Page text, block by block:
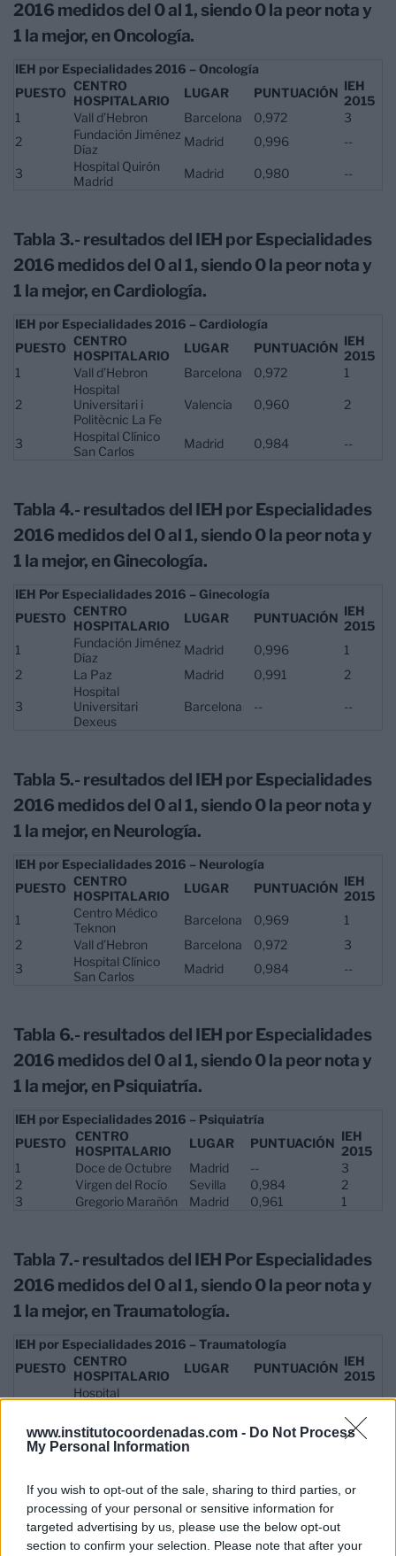
www.institutocoordenadas.com - Do Not Process
My Personal Information
If you wish to opt-out of the sale, sharing to third parties, or
processing of your personal or sensitive information for
targeted advertising by us, please use the below opt-out
section to confirm your selection. Please note that after your
2016 medidos del 0 al 1, siendo 0 la peor nota y
1 la mejor, en Oncología.
IEH por Especialidades 2016 – Oncología
PUESTO CENTRO
HOSPITALARIO
LUGAR PUNTUACIÓN IEH
2015
1
Vall d’Hebron Barcelona 0,972
3
2
Fundación Jiménez
Díaz
Madrid 0,996 --
3
Hospital Quirón
Madrid
Madrid 0,980 --
Tabla 3.- resultados del IEH por Especialidades
2016 medidos del 0 al 1, siendo 0 la peor nota y
1 la mejor, en Cardiología.
IEH por Especialidades 2016 – Cardiología
PUESTO CENTRO
HOSPITALARIO
LUGAR PUNTUACIÓN IEH
2015
1
Vall d’Hebron Barcelona 0,972 1
2
Hospital
Universitari i
Politècnic La Fe
Valencia 0,960 2
3
Hospital Clínico
San Carlos
Madrid 0,984 --
Tabla 4.- resultados del IEH por Especialidades
2016 medidos del 0 al 1, siendo 0 la peor nota y
1 la mejor, en Ginecología.
IEH Por Especialidades 2016 – Ginecología
PUESTO CENTRO
HOSPITALARIO
LUGAR PUNTUACIÓN IEH
2015
1
Fundación Jiménez
Díaz
Madrid 0,996
1
2
La Paz Madrid 0,991 2
3
Hospital
Universitari
Dexeus
Barcelona -- --
Tabla 5.- resultados del IEH por Especialidades
2016 medidos del 0 al 1, siendo 0 la peor nota y
1 la mejor, en Neurología.
IEH por Especialidades 2016 – Neurología
PUESTO CENTRO
HOSPITALARIO
LUGAR PUNTUACIÓN IEH
2015
1
Centro Médico
Teknon
Barcelona 0,969
1
2
Vall d’Hebron Barcelona 0,972
3
3
Hospital Clínico
San Carlos
Madrid 0,984 --
Tabla 6.- resultados del IEH por Especialidades
2016 medidos del 0 al 1, siendo 0 la peor nota y
1 la mejor, en Psiquiatría.
IEH por Especialidades 2016 – Psiquiatría
PUESTO
CENTRO
HOSPITALARIO
LUGAR PUNTUACIÓN IEH
2015
1
Doce de Octubre Madrid --
3
2
Virgen del Rocío Sevilla 0,984
2
3
Gregorio Marañón Madrid 0,961 1
Tabla 7.- resultados del IEH Por Especialidades
2016 medidos del 0 al 1, siendo 0 la peor nota y
1 la mejor, en Traumatología.
IEH por Especialidades 2016 – Traumatología
PUESTO CENTRO
HOSPITALARIO
LUGAR PUNTUACIÓN IEH
2015
Hospital
La Paz Madrid 0,991 3
Hospital
Politècnic La Fe
Tabla 8.- resultados del IEH por Especialidades